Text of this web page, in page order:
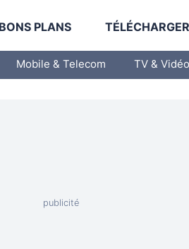
BONS PLANS
Mobile & Telecom TV & Vidéo